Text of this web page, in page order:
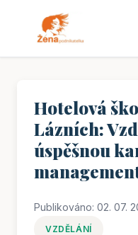
Hotelová
Lázních:
úspěšnou
Publikováno: 02. 07.
VZDĚLÁNÍ